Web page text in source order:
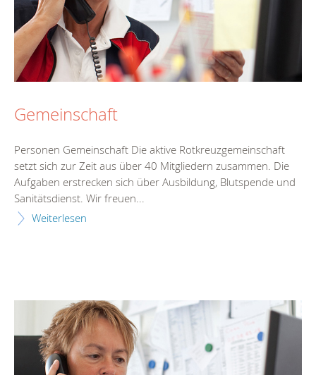
Gemeinschaft
Personen Gemeinschaft Die aktive Rotkreuzgemeinschaft
setzt sich zur Zeit aus über 40 Mitgliedern zusammen. Die
Aufgaben erstrecken sich über Ausbildung, Blutspende und
Sanitätsdienst. Wir freuen...
Weiterlesen